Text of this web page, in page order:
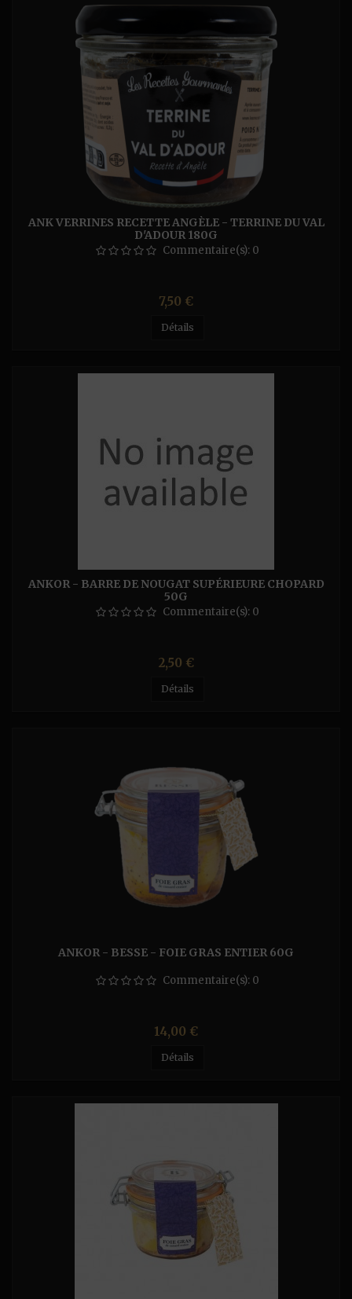
ANK VERRINES RECETTE ANGÈLE - TERRINE DU VAL
D'ADOUR 180G
Commentaire(s): 0
Prix
7,50 €
Détails
ANKOR - BARRE DE NOUGAT SUPÉRIEURE CHOPARD
50G
Commentaire(s): 0
Prix
2,50 €
Détails
ANKOR - BESSE - FOIE GRAS ENTIER 60G
Commentaire(s): 0
Prix
14,00 €
Détails